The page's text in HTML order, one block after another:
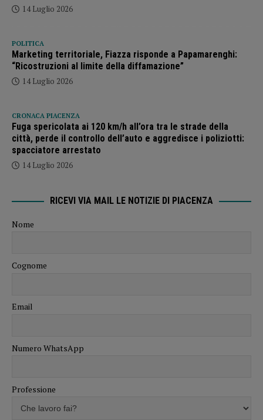
14 Luglio 2026
POLITICA
Marketing territoriale, Fiazza risponde a Papamarenghi:
“Ricostruzioni al limite della diffamazione”
14 Luglio 2026
CRONACA PIACENZA
Fuga spericolata ai 120 km/h all’ora tra le strade della
città, perde il controllo dell’auto e aggredisce i poliziotti:
spacciatore arrestato
14 Luglio 2026
RICEVI VIA MAIL LE NOTIZIE DI PIACENZA
Nome
Cognome
Email
Numero WhatsApp
Professione